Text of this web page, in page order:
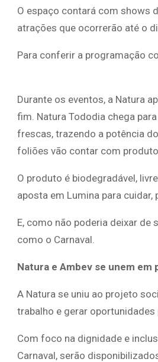
O espaço contará com shows
atrações que ocorrerão até o
Para conferir a programação
Durante os eventos, a Natura
fim. Natura Tododia chega
frescas, trazendo a potência
foliões vão contar com
O produto é biodegradável,
aposta em Lumina para
E, como não poderia deixar de
como o Carnaval.
Natura e Ambev se unem em
A Natura se uniu ao projeto
trabalho e gerar oportunidades
Com foco na dignidade e
Carnaval, serão